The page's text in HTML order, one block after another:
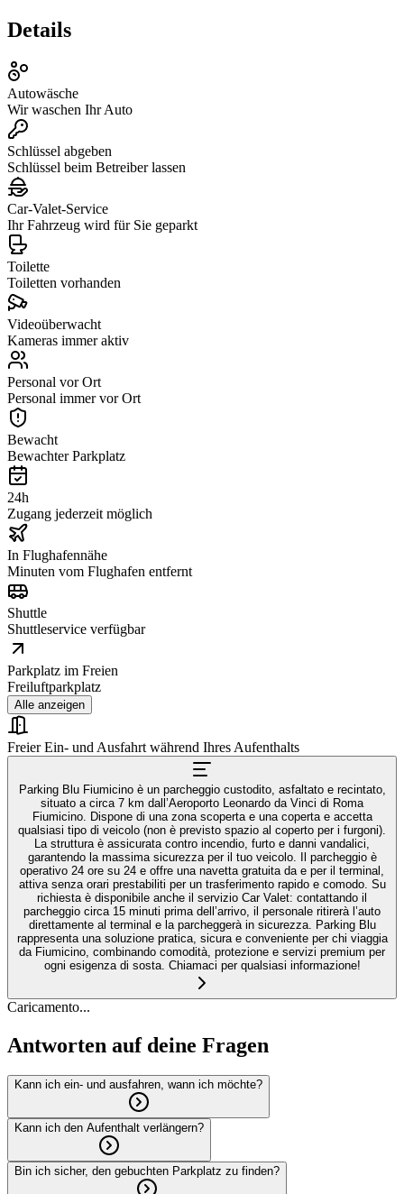
Details
Autowäsche
Wir waschen Ihr Auto
Schlüssel abgeben
Schlüssel beim Betreiber lassen
Car‑Valet‑Service
Ihr Fahrzeug wird für Sie geparkt
Toilette
Toiletten vorhanden
Videoüberwacht
Kameras immer aktiv
Personal vor Ort
Personal immer vor Ort
Bewacht
Bewachter Parkplatz
24h
Zugang jederzeit möglich
In Flughafennähe
Minuten vom Flughafen entfernt
Shuttle
Shuttleservice verfügbar
Parkplatz im Freien
Freiluftparkplatz
Alle anzeigen
Freier Ein- und Ausfahrt während Ihres Aufenthalts
Parking Blu Fiumicino è un parcheggio custodito, asfaltato e recintato,
situato a circa 7 km dall’Aeroporto Leonardo da Vinci di Roma
Fiumicino. Dispone di una zona scoperta e una coperta e accetta
qualsiasi tipo di veicolo (non è previsto spazio al coperto per i furgoni).
La struttura è assicurata contro incendio, furto e danni vandalici,
garantendo la massima sicurezza per il tuo veicolo. Il parcheggio è
operativo 24 ore su 24 e offre una navetta gratuita da e per il terminal,
attiva senza orari prestabiliti per un trasferimento rapido e comodo. Su
richiesta è disponibile anche il servizio Car Valet: contattando il
parcheggio circa 15 minuti prima dell’arrivo, il personale ritirerà l’auto
direttamente al terminal e la parcheggerà in sicurezza. Parking Blu
rappresenta una soluzione pratica, sicura e conveniente per chi viaggia
da Fiumicino, combinando comodità, protezione e servizi premium per
ogni esigenza di sosta. Chiamaci per qualsiasi informazione!
Caricamento...
Antworten auf deine Fragen
Kann ich ein- und ausfahren, wann ich möchte?
Kann ich den Aufenthalt verlängern?
Bin ich sicher, den gebuchten Parkplatz zu finden?